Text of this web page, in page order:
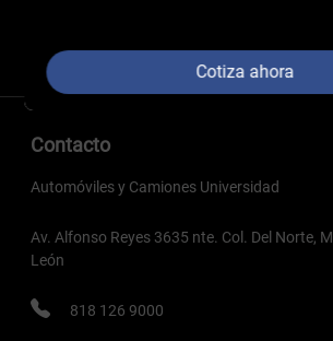
Contacto
Automóviles y Camiones Universidad
Av. Alfonso Reyes 3635 nte. Col. Del Norte,
León
818 126 9000
Cotiza ahora